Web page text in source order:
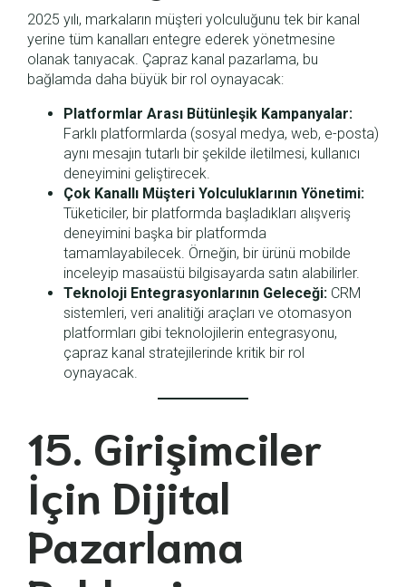
2025 yılı, markaların müşteri yolculuğunu tek bir kanal
yerine tüm kanalları entegre ederek yönetmesine
olanak tanıyacak. Çapraz kanal pazarlama, bu
bağlamda daha büyük bir rol oynayacak:
Platformlar Arası Bütünleşik Kampanyalar:
Farklı platformlarda (sosyal medya, web, e-posta)
aynı mesajın tutarlı bir şekilde iletilmesi, kullanıcı
deneyimini geliştirecek.
Çok Kanallı Müşteri Yolculuklarının Yönetimi:
Tüketiciler, bir platformda başladıkları alışveriş
deneyimini başka bir platformda
tamamlayabilecek. Örneğin, bir ürünü mobilde
inceleyip masaüstü bilgisayarda satın alabilirler.
Teknoloji Entegrasyonlarının Geleceği: CRM
sistemleri, veri analitiği araçları ve otomasyon
platformları gibi teknolojilerin entegrasyonu,
çapraz kanal stratejilerinde kritik bir rol
oynayacak.
15. Girişimciler
İçin Dijital
Pazarlama